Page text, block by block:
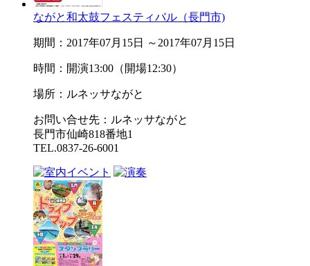
ながと和太鼓フェスティバル（長門市)
期間：2017年07月15日 ～2017年07月15日
時間：開演13:00（開場12:30）
場所：ルネッサながと
お問い合せ先：ルネッサながと
長門市仙崎818番地1
TEL.0837-26-6001